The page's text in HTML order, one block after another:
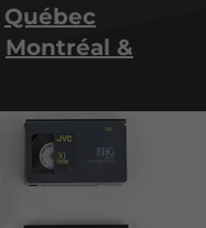
Québec
Montréal &